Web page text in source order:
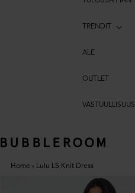
TRENDIT
ALE
OUTLET
VASTUULLISUUS
Home › Lulu LS Knit Dress